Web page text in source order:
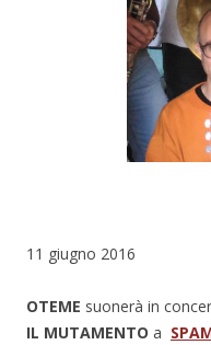
11 giugno 2016
OTEME suonerà in
IL MUTAMENTO a